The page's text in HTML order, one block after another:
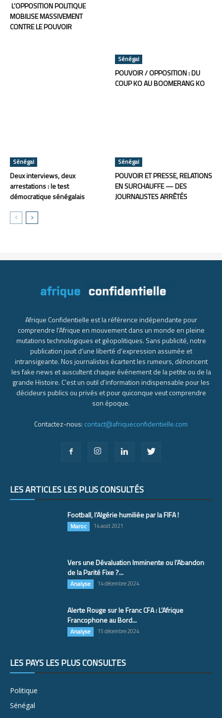
L’OPPOSITION POLITIQUE
MOBILISE MASSIVEMENT
CONTRE LE POUVOIR
Sénégal
POUVOIR / OPPOSITION : DU
COUP KO AU BOOMERANG KO
Sénégal
Deux interviews, deux
arrestations : le test
démocratique sénégalais
Sénégal
POUVOIR ET PRESSE, RELATIONS
EN SURCHAUFFE — DES
JOURNALISTES ARRÊTÉS
Afrique Confidentielle est la référence indépendante pour
comprendre l’Afrique en mouvement dans un monde en pleine
mutations technologiques et géopolitiques. Sans publicité, notre
publication jouit d’une liberté d’expression assumée et
intransigeante. Nos journalistes écartent les rumeurs, dénoncent
les fake news et auscultent chaque événement de la petite ou de la
grande Histoire. C’est un outil d’information indispensable pour les
décideurs publics ou privés et pour quiconque veut comprendre
son époque.
Contactez-nous: contact@afriqueconfidentielle.com
LES ARTICLES LES PLUS CONSULTÉS
Football, l’Algérie humiliée par la FIFA !
Maroc 14 août 2021
Vers une Dévaluation Imminente ou l’Abandon
de la Parité Fixe ?...
Analyse 14 décembre 2024
Alerte Rouge sur le Franc CFA : L’Afrique
Francophone au Bord...
Analyse 15 décembre 2024
LES PAYS LES PLUS CONSULTÉS
Politique
Sénégal